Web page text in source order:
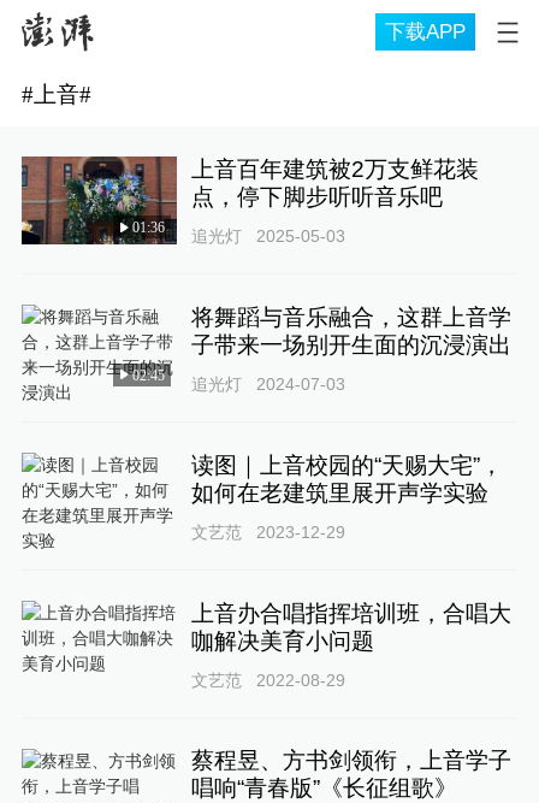
下载APP
#上音#
01:36
上音百年建筑被2万支鲜花装
点，停下脚步听听音乐吧
追光灯 2025-05-03
02:45
将舞蹈与音乐融合，这群上音学
子带来一场别开生面的沉浸演出
追光灯 2024-07-03
读图｜上音校园的“天赐大宅”，
如何在老建筑里展开声学实验
文艺范 2023-12-29
上音办合唱指挥培训班，合唱大
咖解决美育小问题
文艺范 2022-08-29
蔡程昱、方书剑领衔，上音学子
唱响“青春版”《长征组歌》